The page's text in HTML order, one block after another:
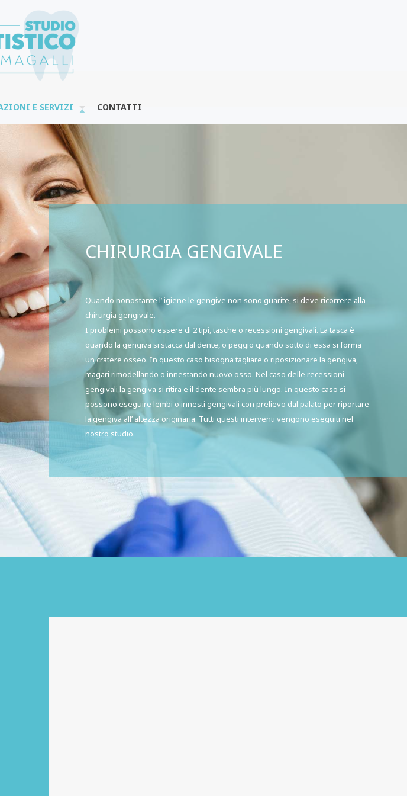
E SERVIZI CONTATTI
CHIRURGIA GENGIVALE
Quando nonostante l’ igiene le gengive non sono guarite, si deve ricorrere alla
chirurgia gengivale.
I problemi possono essere di 2 tipi, tasche o recessioni gengivali. La tasca è
quando la gengiva si stacca dal dente, o peggio quando sotto di essa si forma
un cratere osseo. In questo caso bisogna tagliare o riposizionare la gengiva,
magari rimodellando o innestando nuovo osso. Nel caso delle recessioni
gengivali la gengiva si ritira e il dente sembra più lungo. In questo caso si
possono eseguire lembi o innesti gengivali con prelievo dal palato per riportare
la gengiva all’ altezza originaria. Tutti questi interventi vengono eseguiti nel
nostro studio.